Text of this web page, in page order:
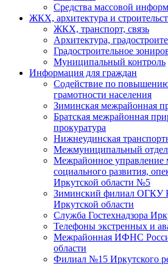
Средства массовой
ЖКХ, архитектура и
ЖКХ, транспорт, связь
Архитектура,
Градостроительное
Муниципальный контроль
Информация для граждан
Содействие по
грамотности населения
Зиминская межрайонная
Братская межрайонная
прокуратура
Нижнеудинская
Межмуниципальный
Межрайонное управление
социального развития,
Иркутской области №5
Зиминский филиал ОГКУ
Иркутской области
Служба Гостехнадзора
Телефоны экстренных и
Межрайонная ИФНС
области
Филиал №15 Иркутского